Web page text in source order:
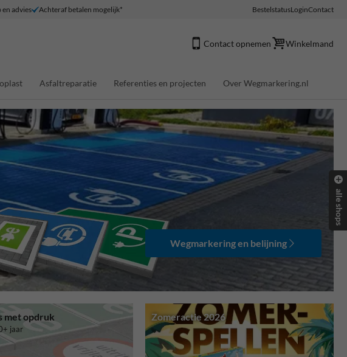
advies Achteraf betalen mogelijk* BestelstatusLoginContact
Contact opnemen Winkelmand
Asfaltreparatie Referenties en projecten Over Wegmarkering.nl
Wegmarkering en belijning
met opdruk
jaar
Zomeractie 2026
alle shops